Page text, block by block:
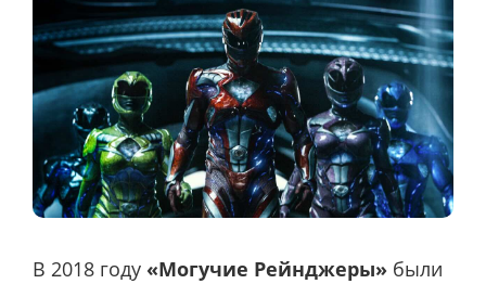
В 2018 году «Могучие Рейнджеры» были